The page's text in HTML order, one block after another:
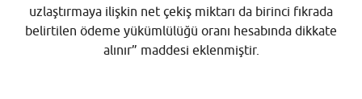
uzlaştırmaya ilişkin net çekiş miktarı da birinci fıkrada
belirtilen ödeme yükümlülüğü oranı hesabında dikkate
alınır” maddesi eklenmiştir.